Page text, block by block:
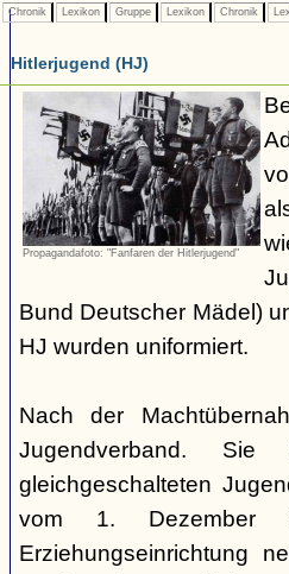
Chronik Lexikon Gruppe Lexikon Chronik
Hitlerjugend (HJ)
Propagandafoto: "Fanfaren der Hitlerjugend"
Bund Deutscher Mädel)
HJ wurden uniformiert.
Nach der
Jugendverband.
gleichgeschalteten
vom 1. Dezember
Erziehungseinrichtung